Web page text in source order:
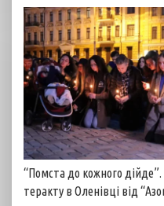
“Помста до кожного
теракту в Оленівці від